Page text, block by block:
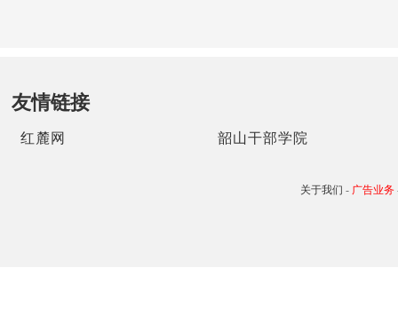
友情链接
红麓网 韶山干部学院
关于我们 - 广告业务